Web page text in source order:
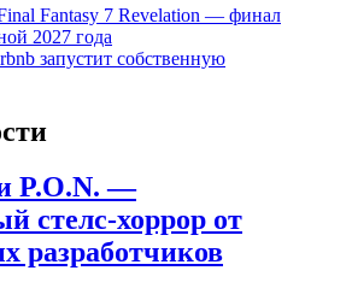
Fantasy 7 Revelation — финал
2027 года
запустит собственную
P.O.N. —
стелс-хоррор от
разработчиков